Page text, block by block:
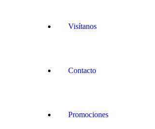
Visítanos
Contacto
Promociones